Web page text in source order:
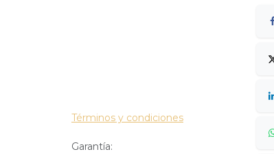
Términos y condiciones
Garantía: